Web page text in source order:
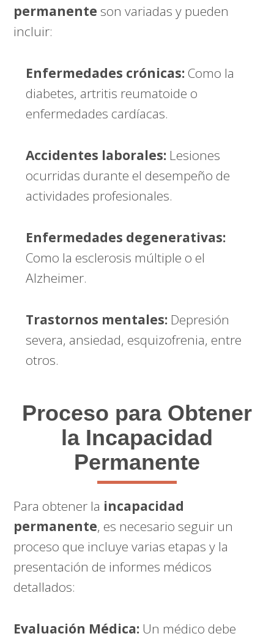
permanente son variadas y pueden
incluir:
Enfermedades crónicas: Como la
diabetes, artritis reumatoide o
enfermedades cardíacas.
Accidentes laborales: Lesiones
ocurridas durante el desempeño de
actividades profesionales.
Enfermedades degenerativas:
Como la esclerosis múltiple o el
Alzheimer.
Trastornos mentales: Depresión
severa, ansiedad, esquizofrenia, entre
otros.
Proceso para Obtener
la Incapacidad
Permanente
Para obtener la incapacidad
permanente, es necesario seguir un
proceso que incluye varias etapas y la
presentación de informes médicos
detallados:
Evaluación Médica: Un médico debe